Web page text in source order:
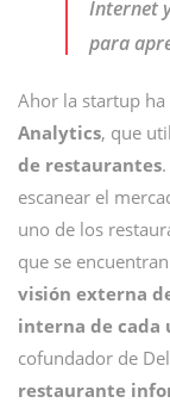
Internet
para
Ahor la startup
Analytics, que
de restaurantes
escanear el
uno de los
que se
visión externa
interna de cada
cofundador de
restaurante